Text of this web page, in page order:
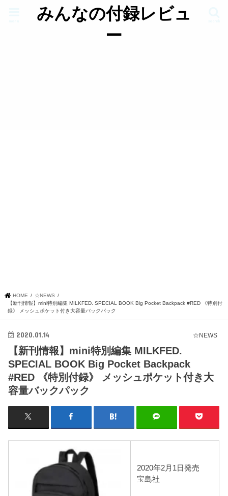
みんなの付録レビュ
ー
HOME
☆NEWS
【新刊情報】mini特別編集 MILKFED. SPECIAL BOOK Big Pocket Backpack #RED 《特別付
録》 メッシュポケット付き大容量バックパック
☆NEWS
2020.01.14
【新刊情報】mini特別編集 MILKFED.
SPECIAL BOOK Big Pocket Backpack
#RED 《特別付録》 メッシュポケット付き大
容量バックパック
2020年2月1日発売
宝島社